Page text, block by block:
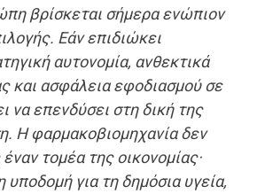
βρίσκεται σήμερα ενώπιον
Εάν επιδιώκει
αυτονομία, ανθεκτικά
και ασφάλεια εφοδιασμού σε
να επενδύσει στη δική της
Η φαρμακοβιομηχανία δεν
τομέα της οικονομίας·
υποδομή για τη δημόσια υγεία,